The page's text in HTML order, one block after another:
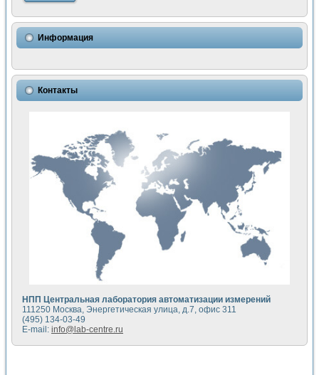
Использование NI LabVIEW для математического
Исследовние возможности создания измерителя ВАХ
Математическое моделирование генератора сигналов -
Применение осциллографического модуля с высоким
Симуляция отклика импульсного радиолокационного
Автоматизация формирования уравнений состояния для
Разработка автоматизированного стенда для измерения
Применение среды LabVIEW для построения картины
Портативная система для определения показателей
Использование LabVIEW для управления источником
Устройство для снятия вольт-амперных характеристик
Передовые научные технологии: нано-, фемто-,
Автоматизированная установка по измерению временных
Автоматизированный лабораторный комплекс на базе
Визуализация моделирования и оптимизации тепловой
Виртуальный прибор для исследования функциональных
Исследование возможности создания экономичного
Исследование кинетики движения макрочастиц в
Метод прогнозирования свойств дисперсных продуктов
Недорогая система управления сверхпроводящим
Применение технологий NI в курсе экспериментальной
Расчет переноса аэрозоля и выпадения осадка в
Информация
Контакты
НПП Центральная лаборатория автоматизации измерений
111250 Москва, Энергетическая улица, д.7, офис 311
(495) 134-03-49
E-mail: info@lab-centre.ru